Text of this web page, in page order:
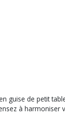
guise de petit
à harmoniser